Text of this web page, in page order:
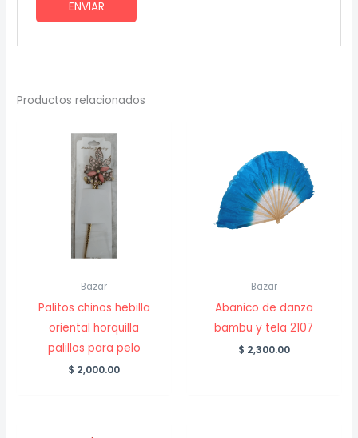
Productos relacionados
Bazar
Palitos chinos hebilla
oriental horquilla
palillos para pelo
$ 2,000.00
Bazar
Abanico de danza
bambu y tela 2107
$ 2,300.00